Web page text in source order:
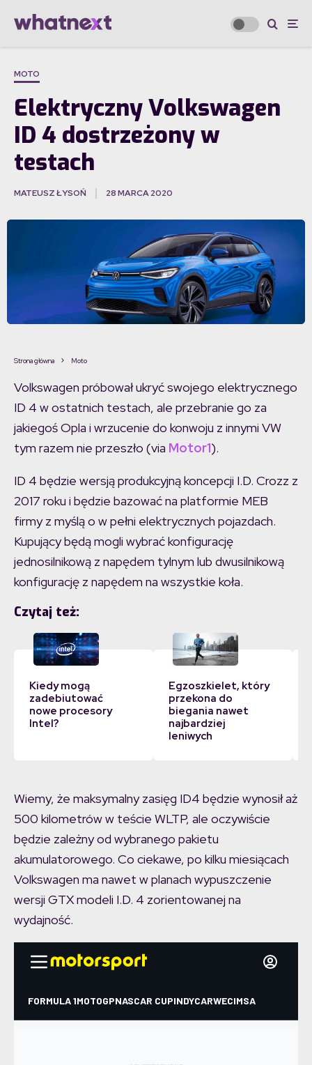
MOTO
Elektryczny Volkswagen
ID 4 dostrzeżony w
testach
MATEUSZ ŁYSOŃ 28 MARCA 2020
Strona główna Moto
Volkswagen próbował ukryć swojego elektrycznego
ID 4 w ostatnich testach, ale przebranie go za
jakiegoś Opla i wrzucenie do konwoju z innymi VW
tym razem nie przeszło (via Motor1).
ID 4 będzie wersją produkcyjną koncepcji I.D. Crozz z
2017 roku i będzie bazować na platformie MEB
firmy z myślą o w pełni elektrycznych pojazdach.
Kupujący będą mogli wybrać konfigurację
jednosilnikową z napędem tylnym lub dwusilnikową
konfigurację z napędem na wszystkie koła.
Czytaj też:
Kiedy mogą
zadebiutować
nowe procesory
Intel?
Egzoszkielet, który
przekona do
biegania nawet
najbardziej
leniwych
Wiemy, że maksymalny zasięg ID4 będzie wynosił aż
500 kilometrów w teście WLTP, ale oczywiście
będzie zależny od wybranego pakietu
akumulatorowego. Co ciekawe, po kilku miesiącach
Volkswagen ma nawet w planach wypuszczenie
wersji GTX modeli I.D. 4 zorientowanej na
wydajność.